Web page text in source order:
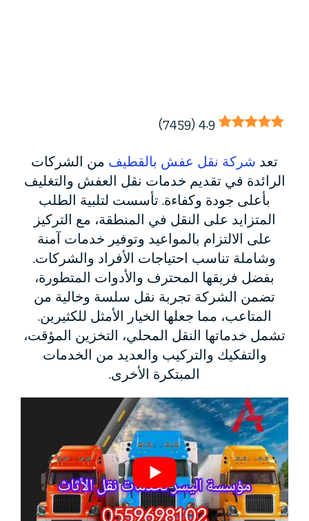
4.9
(
7459
)
تعد شركة نقل عفش بالقطيف من الشركات
الرائدة في تقديم خدمات نقل العفش والتغليف
بأعلى جودة وكفاءة. تأسست لتلبية الطلب
المتزايد على النقل في المنطقة، مع التركيز
على الالتزام بالمواعيد وتوفير خدمات آمنة
وشاملة تناسب احتياجات الأفراد والشركات.
بفضل فريقها المحترف والأدوات المتطورة،
تضمن الشركة تجربة نقل سلسة وخالية من
المتاعب، مما جعلها الخيار الأمثل للكثيرين.
تشمل خدماتها النقل المحلي، التخزين المؤقت،
والتفكيك والتركيب والعديد من الخدمات
المبتكرة الأخرى.